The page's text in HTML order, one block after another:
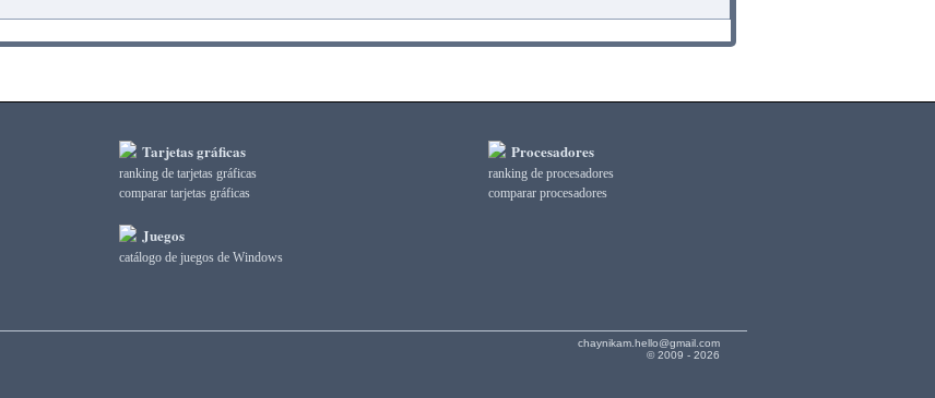
Tarjetas gráficas
ranking de tarjetas gráficas
comparar tarjetas gráficas
Juegos
catálogo de juegos de Windows
Procesadores
ranking de procesadores
comparar procesadores
chaynikam.hello@gmail.com
© 2009 - 2026